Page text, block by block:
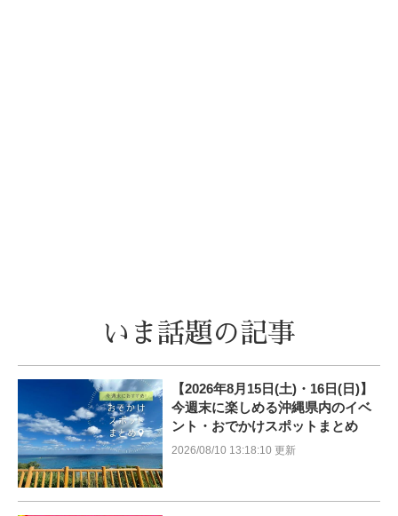
いま話題の記事
【2026年8月15日(土)・16日(日)】
今週末に楽しめる沖縄県内のイベ
ント・おでかけスポットまとめ
2026/08/10 13:18:10 更新